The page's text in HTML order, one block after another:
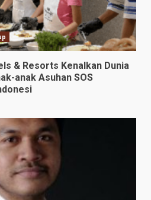
& Resorts Kenalkan Dunia
anak Asuhan SOS